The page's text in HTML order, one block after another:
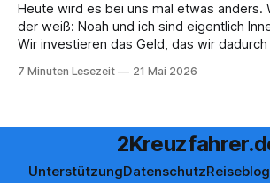
Heute wird es bei uns mal etwas anders.
der weiß: Noah und ich sind eigentlich
Wir investieren das Geld, das wir
Cocktail an der Bar. Auch auf einer
7 Minuten Lesezeit 21 Mai 2026
UnterstützungDatenschutz